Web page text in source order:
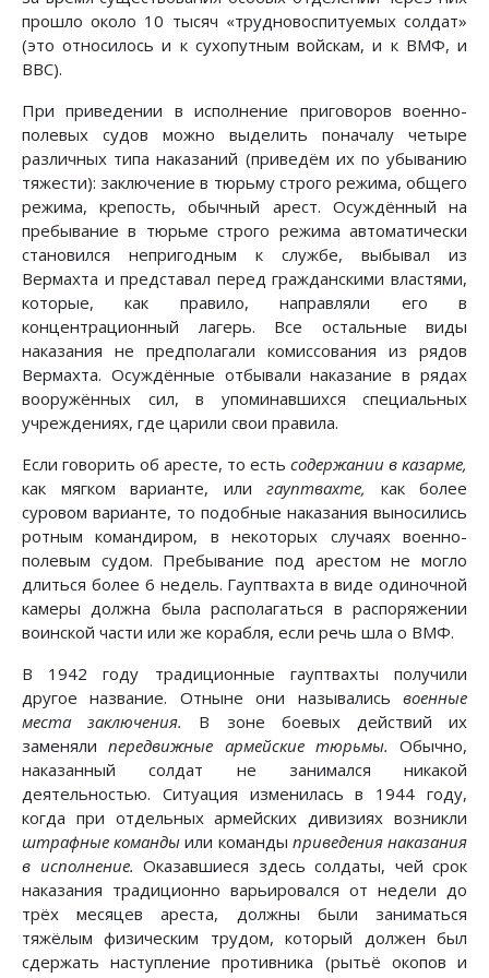
прошло около 10 тысяч «трудновоспитуемых солдат»
(это относилось и к сухопутным войскам, и к ВМФ, и
ВВС).
При приведении в исполнение приговоров военно-
полевых судов можно выделить поначалу четыре
различных типа наказаний (приведём их по убыванию
тяжести): заключение в тюрьму строго режима, общего
режима, крепость, обычный арест. Осуждённый на
пребывание в тюрьме строго режима автоматически
становился непригодным к службе, выбывал из
Вермахта и представал перед гражданскими властями,
которые, как правило, направляли его в
концентрационный лагерь. Все остальные виды
наказания не предполагали комиссования из рядов
Вермахта. Осуждённые отбывали наказание в рядах
вооружённых сил, в упоминавшихся специальных
учреждениях, где царили свои правила.
Если говорить об аресте, то есть содержании в казарме,
как мягком варианте, или гауптвахте, как более
суровом варианте, то подобные наказания выносились
ротным командиром, в некоторых случаях военно-
полевым судом. Пребывание под арестом не могло
длиться более 6 недель. Гауптвахта в виде одиночной
камеры должна была располагаться в распоряжении
воинской части или же корабля, если речь шла о ВМФ.
В 1942 году традиционные гауптвахты получили
другое название. Отныне они назывались военные
места заключения. В зоне боевых действий их
заменялипередвижные армейские тюрьмы. Обычно,
наказанный солдат не занимался никакой
деятельностью. Ситуация изменилась в 1944 году,
когда при отдельных армейских дивизиях возникли
штрафные командыили команды приведения наказания
в исполнение. Оказавшиеся здесь солдаты, чей срок
наказания традиционно варьировался от недели до
трёх месяцев ареста, должны были заниматься
тяжёлым физическим трудом, который должен был
сдержать наступление противника (рытьё окопов и